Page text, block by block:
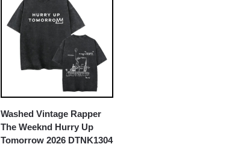
Washed Vintage Rapper
The Weeknd Hurry Up
Tomorrow 2026 DTNK1304